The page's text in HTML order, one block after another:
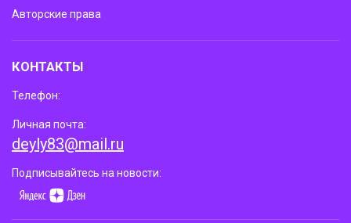
Авторские права
КОНТАКТЫ
Телефон:
Личная почта:
deyly83@mail.ru
Подписывайтесь на новости: